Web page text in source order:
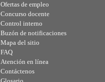
Ofertas de empleo
Concurso docente
Control interno
Buzón de notificaciones
Mapa del sitio
FAQ
Atención en línea
Contáctenos